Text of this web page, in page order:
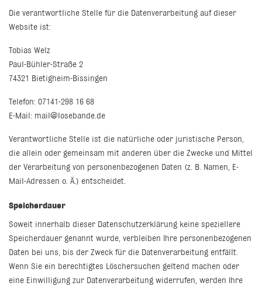
Die verantwortliche Stelle für die Datenverarbeitung auf dieser
Website ist:
Tobias Welz
Paul-Bühler-Straße 2
74321 Bietigheim-Bissingen
Telefon: 07141-298 16 68
E-Mail: mail@losebande.de
Verantwortliche Stelle ist die natürliche oder juristische Person,
die allein oder gemeinsam mit anderen über die Zwecke und Mittel
der Verarbeitung von personenbezogenen Daten (z. B. Namen, E-
Mail-Adressen o. Ä.) entscheidet.
Speicherdauer
Soweit innerhalb dieser Datenschutzerklärung keine speziellere
Speicherdauer genannt wurde, verbleiben Ihre personenbezogenen
Daten bei uns, bis der Zweck für die Datenverarbeitung entfällt.
Wenn Sie ein berechtigtes Löschersuchen geltend machen oder
eine Einwilligung zur Datenverarbeitung widerrufen, werden Ihre